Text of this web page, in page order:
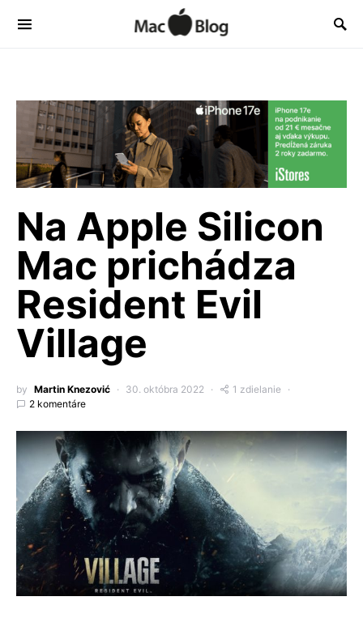
Na Apple Silicon
Mac prichádza
Resident Evil
Village
by Martin Knezović 30. októbra 2022
1 zdielanie
2 komentáre